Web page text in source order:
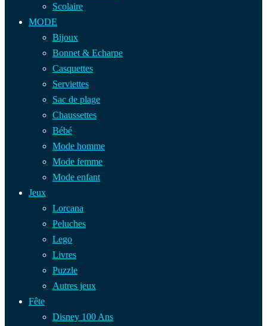
Scolaire
MODE
Bijoux
Bonnet & Echarpe
Casquettes
Serviettes
Sac de plage
Chaussettes
Bébé
Mode homme
Mode femme
Mode enfant
Jeux
Lorcana
Peluches
Lego
Livres
Puzzle
Autres jeux
Fête
Disney 100 Ans